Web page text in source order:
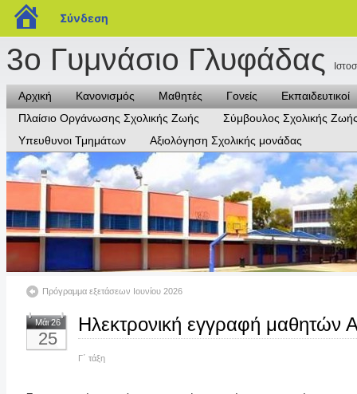
blogs.sch.gr
Σύνδεση
3ο Γυμνάσιο Γλυφάδας
Αρχική Κανονισμός Μαθητές Γονείς
Εκπαιδευτικοί
Πλαίσιο Οργάνωσης Σχολικής Ζωής
Σύμβουλος Σχολικής
Υπευθυνοι Τμημάτων
Αξιολόγηση Σχολικής μονάδας
Πρόγραμμα εξετάσεων Ιουνίου 2026
Μάι 26
25
Ηλεκτρονική εγγραφή μαθητών
Γ΄ τάξη